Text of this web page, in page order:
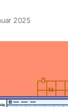
2025